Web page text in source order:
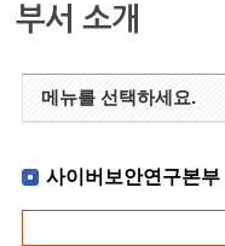
부서 소개
메뉴를 선택하세요.
사이버보안연구본부